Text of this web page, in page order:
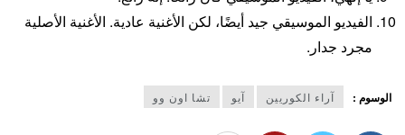
الفيديو الموسيقي جيد أيضًا، لكن الأغنية عادية. الأغنية الأصلية
مجرد جدار.
الوسوم : آراء الكوريين آيو تشا اون وو